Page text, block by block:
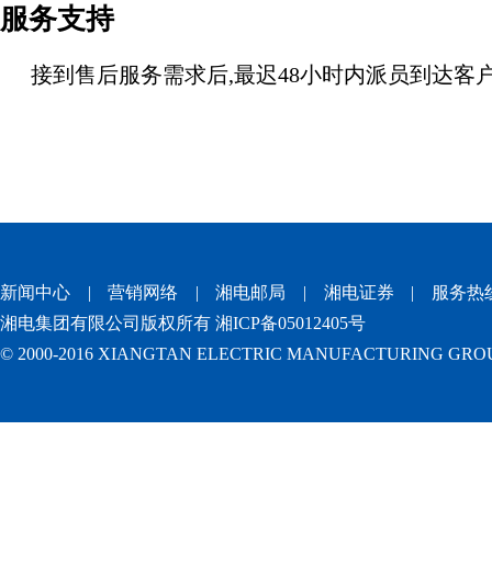
服务支持
接到售后服务需求后,最迟48小时内派员到达客
新闻中心 | 营销网络 | 湘电邮局 | 湘电证券 |
服务热
湘电集团有限公司版权所有 湘ICP备05012405号
© 2000-2016 XIANGTAN ELECTRIC MANUFACTURING